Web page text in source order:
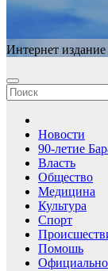
Интернет
Новости
90-летие
Власть
Общество
Медицина
Культура
Спорт
Помошь
Официально